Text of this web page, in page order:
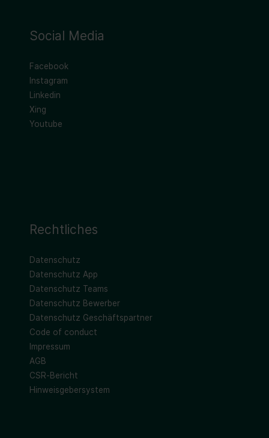
Social Media
Facebook
Instagram
Linkedin
Xing
Youtube
Rechtliches
Datenschutz
Datenschutz App
Datenschutz Teams
Datenschutz Bewerber
Datenschutz Geschäftspartner
Code of conduct
Impressum
AGB
CSR-Bericht
Hinweisgebersystem